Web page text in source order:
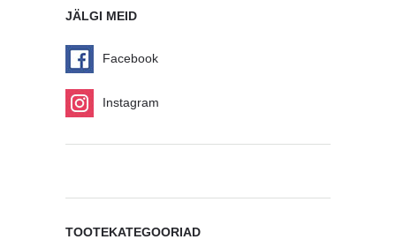
JÄLGI MEID
Facebook
Instagram
TOOTEKATEGOORIAD